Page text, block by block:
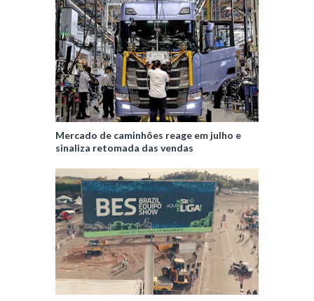
Mercado de caminhões reage em julho e
sinaliza retomada das vendas